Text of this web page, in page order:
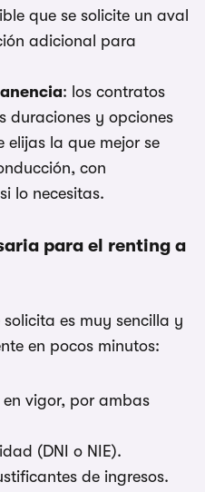
que se solicite un aval
adicional para
: los contratos
duraciones y opciones
la que mejor se
con
lo necesitas.
para el renting a
es muy sencilla y
en pocos minutos:
en vigor, por ambas
(DNI o NIE).
de ingresos.